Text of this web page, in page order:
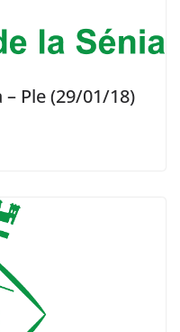
Ple (29/01/18)